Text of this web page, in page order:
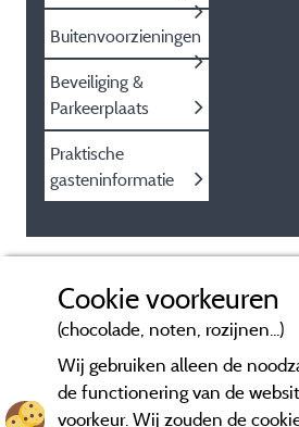
Buitenvoorzieningen
Beveiliging &
Parkeerplaats
Praktische
gasteninformatie
Cookie voorkeuren
(chocolade, noten, rozijnen...)
Wij gebruiken alleen de
de functionering van de
voorkeur. Wij zouden de